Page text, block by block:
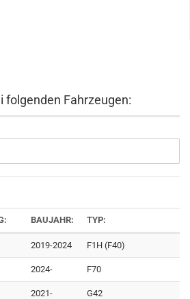
folgenden Fahrzeugen:
BAUJAHR: TYP:
2019-2024 F1H (F40)
2024- F70
2021- G42